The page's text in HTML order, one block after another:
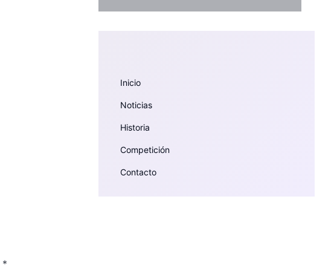
Inicio
Noticias
Historia
Competición
Contacto
*